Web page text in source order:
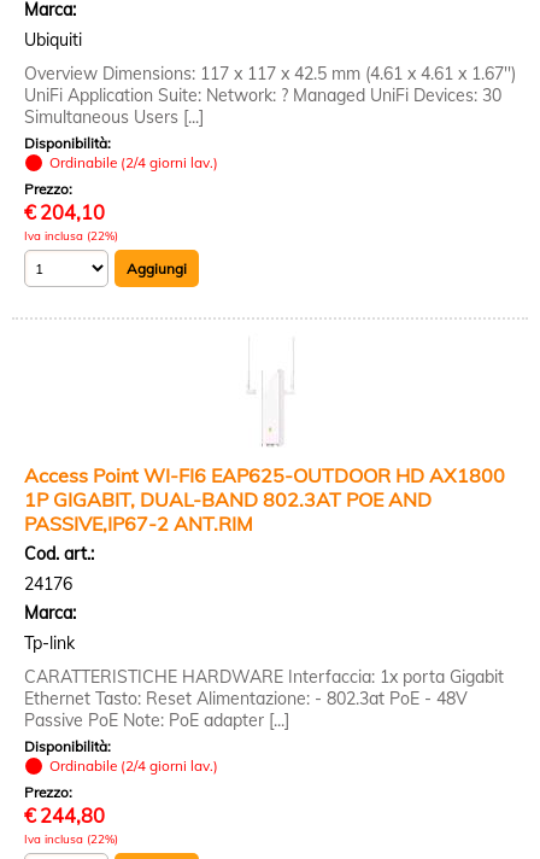
Marca:
Ubiquiti
Overview Dimensions: 117 x 117 x 42.5 mm (4.61 x 4.61 x 1.67'')
UniFi Application Suite: Network: ? Managed UniFi Devices: 30
Simultaneous Users [...]
Disponibilità:
Ordinabile (2/4 giorni lav.)
Prezzo:
€ 204,10
Iva inclusa (22%)
Access Point WI-FI6 EAP625-OUTDOOR HD AX1800
1P GIGABIT, DUAL-BAND 802.3AT POE AND
PASSIVE,IP67-2 ANT.RIM
Cod. art.:
24176
Marca:
Tp-link
CARATTERISTICHE HARDWARE Interfaccia: 1x porta Gigabit
Ethernet Tasto: Reset Alimentazione: - 802.3at PoE - 48V
Passive PoE Note: PoE adapter [...]
Disponibilità:
Ordinabile (2/4 giorni lav.)
Prezzo:
€ 244,80
Iva inclusa (22%)